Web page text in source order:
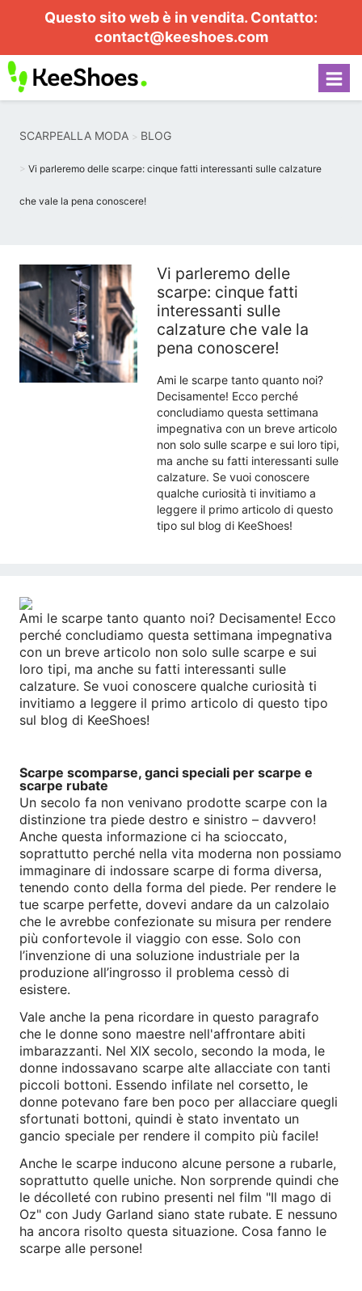
Questo sito web è in vendita. Contatto:
contact@keeshoes.com
SCARPEALLA MODA BLOG
Vi parleremo delle scarpe: cinque fatti interessanti sulle calzature
che vale la pena conoscere!
Vi parleremo delle
scarpe: cinque fatti
interessanti sulle
calzature che vale la
pena conoscere!
Ami le scarpe tanto quanto noi?
Decisamente! Ecco perché
concludiamo questa settimana
impegnativa con un breve articolo
non solo sulle scarpe e sui loro tipi,
ma anche su fatti interessanti sulle
calzature. Se vuoi conoscere
qualche curiosità ti invitiamo a
leggere il primo articolo di questo
tipo sul blog di KeeShoes!
Ami le scarpe tanto quanto noi? Decisamente! Ecco
perché concludiamo questa settimana impegnativa
con un breve articolo non solo sulle scarpe e sui
loro tipi, ma anche su fatti interessanti sulle
calzature. Se vuoi conoscere qualche curiosità ti
invitiamo a leggere il primo articolo di questo tipo
sul blog di KeeShoes!
Scarpe scomparse, ganci speciali per scarpe e
scarpe rubate
Un secolo fa non venivano prodotte scarpe con la
distinzione tra piede destro e sinistro – davvero!
Anche questa informazione ci ha scioccato,
soprattutto perché nella vita moderna non possiamo
immaginare di indossare scarpe di forma diversa,
tenendo conto della forma del piede. Per rendere le
tue scarpe perfette, dovevi andare da un calzolaio
che le avrebbe confezionate su misura per rendere
più confortevole il viaggio con esse. Solo con
l’invenzione di una soluzione industriale per la
produzione all’ingrosso il problema cessò di
esistere.
Vale anche la pena ricordare in questo paragrafo
che le donne sono maestre nell'affrontare abiti
imbarazzanti. Nel XIX secolo, secondo la moda, le
donne indossavano scarpe alte allacciate con tanti
piccoli bottoni. Essendo infilate nel corsetto, le
donne potevano fare ben poco per allacciare quegli
sfortunati bottoni, quindi è stato inventato un
gancio speciale per rendere il compito più facile!
Anche le scarpe inducono alcune persone a rubarle,
soprattutto quelle uniche. Non sorprende quindi che
le décolleté con rubino presenti nel film "Il mago di
Oz" con Judy Garland siano state rubate. E nessuno
ha ancora risolto questa situazione. Cosa fanno le
scarpe alle persone!